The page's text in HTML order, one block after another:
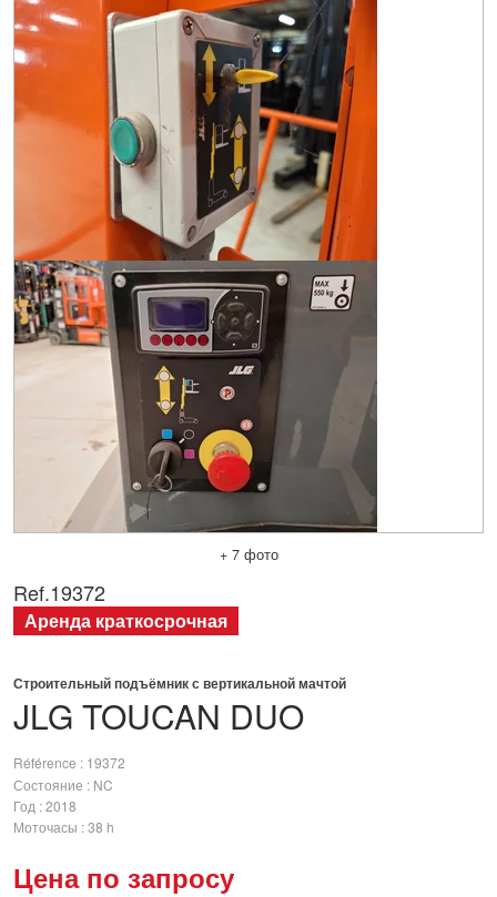
+ 7 фото
JLG TOUCAN DUO
Строительный подъёмник с вертикальной мачтой
Référence
19372
Состояние
NC
Год 2018
Моточасы 38 h
Цена по запросу
Ref.19372
Аренда краткосрочная